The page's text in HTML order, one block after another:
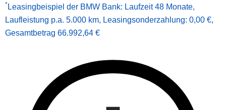
* Leasingbeispiel der BMW Bank: Laufzeit 48 Monate,
Laufleistung p.a. 5.000 km, Leasingsonderzahlung: 0,00 €,
Gesamt­betrag 66.992,64 €